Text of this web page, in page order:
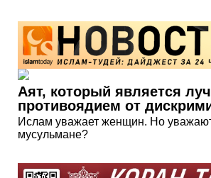
Аят, который является
противоядием от
Ислам уважает женщин. Но
мусульмане?